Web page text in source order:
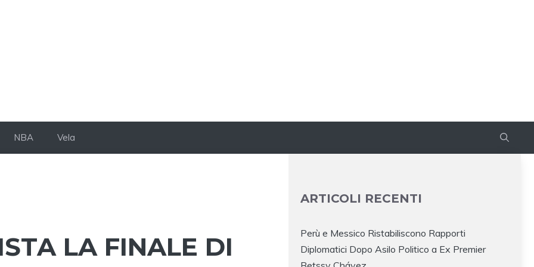
NBA Vela
LA FINALE DI
ARTICOLI RECENTI
Perù e Messico Ristabiliscono Rapporti
Diplomatici Dopo Asilo Politico a Ex Premier